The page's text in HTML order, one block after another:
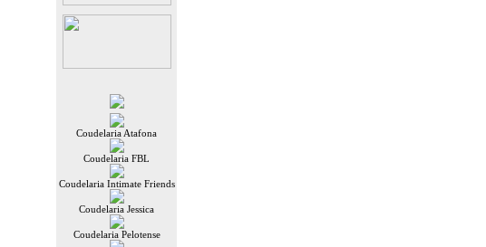
Coudelaria Atafona
Coudelaria FBL
Coudelaria Intimate Friends
Coudelaria Jessica
Coudelaria Pelotense